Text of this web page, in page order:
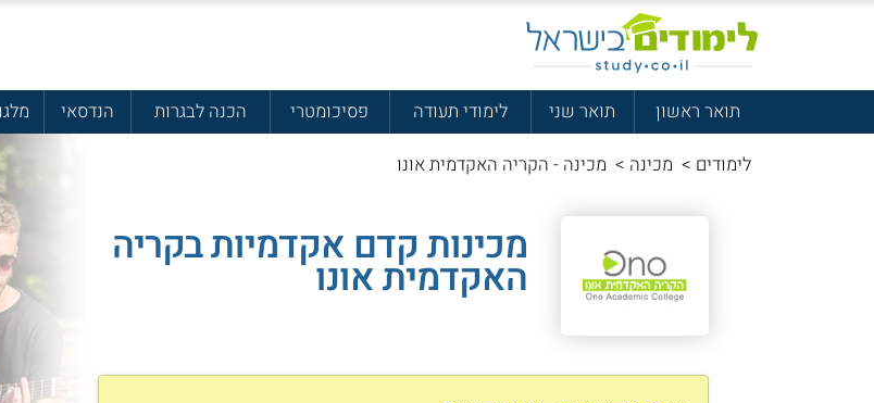
תואר ראשון תואר שני לימודי תעודה פסיכומטרי הכנה לבגרות הנדסאי
לימודים > מכינה > מכינה - הקריה האקדמית אונו
מכינות קדם אקדמיות בקריה
האקדמית אונו